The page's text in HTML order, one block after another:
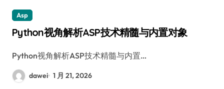
Asp
Python视角解析ASP技术精髓与内置对象
Python视角解析ASP技术精髓与内置…
dawei 1 月 21, 2026